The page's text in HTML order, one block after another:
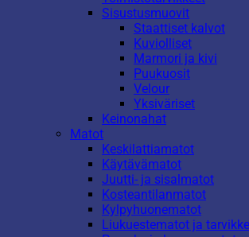
Sisustusmuovit
Staattiset kalvot
Kuviolliset
Marmori ja kivi
Puukuosit
Velour
Yksiväriset
Keinonahat
Matot
Keskilattiamatot
Käytävämatot
Juutti- ja sisalmatot
Kosteantilanmatot
Kylpyhuonematot
Liukuestematot ja